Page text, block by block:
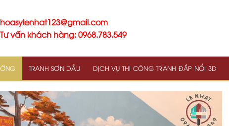
hoasylenhat123@gmail.com
Tư vấn khách hàng: 0968.783.549
TRANH SƠN DẦU DỊCH VỤ THI CÔNG TRANH ĐẮP NỔI 3D